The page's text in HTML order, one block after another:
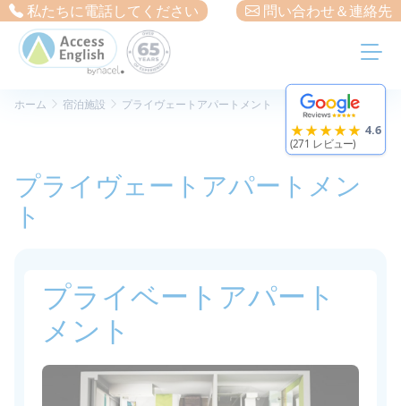
私たちに電話してください 問い合わせ＆連絡先
★★★★★ 4.6
(271 レビュー)
ホーム 宿泊施設 プライヴェートアパートメント
プライヴェートアパートメン
ト
プライベートアパート
メント
クッキー利用の管理について